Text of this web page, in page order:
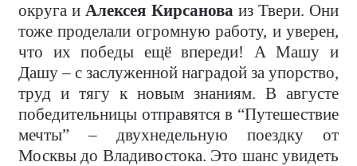
округа иАлексея Кирсановаиз Твери. Они
тоже проделали огромную работу, и уверен,
что их победы ещё впереди! А Машу и
Дашу – с заслуженной наградой за упорство,
труд и тягу к новым знаниям. В августе
победительницы отправятся в “Путешествие
мечты” – двухнедельную поездку от
Москвы до Владивостока. Это шанс увидеть